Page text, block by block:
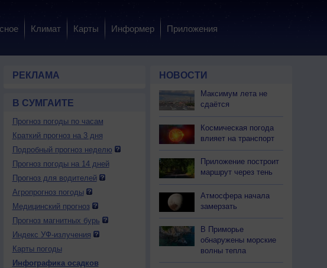
Климат Карты Информер Приложения
РЕКЛАМА
В СУМГАИТЕ
Прогноз погоды по часам
Краткий прогноз на 3 дня
Подробный прогноз неделю
Прогноз погоды на 14 дней
Прогноз для водителей
Агропрогноз погоды
Медицинский прогноз
Прогноз магнитных бурь
Индекс УФ-излучения
Карты погоды
Инфографика осадков
НОВОСТИ
Максимум лета не
сдаётся
Космическая погода
влияет на транспорт
Приложение построит
маршрут через тень
Атмосфера начала
замерзать
В Приморье
обнаружены морские
волны тепла